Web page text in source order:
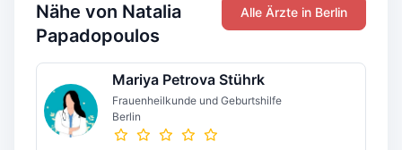
Nähe von Natalia
Papadopoulos
Alle Ärzte in Berlin
Mariya Petrova Stührk
Frauenheilkunde und Geburtshilfe
Berlin